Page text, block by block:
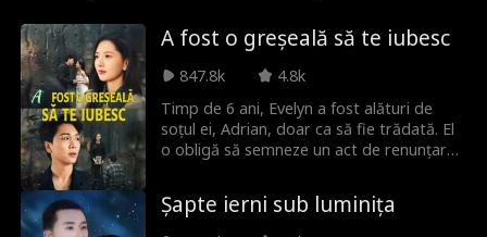
A fost o greșeală să te iubesc
847.8k
4.8k
Timp de 6 ani, Evelyn a fost alături de
soțul ei, Adrian, doar ca să fie trădată. El
o obligă să semneze un act de renunțare
pentru a o proteja pe adevărata lui iubire,
Serena. Hotărâtă să facă dreptate, Evelyn
se aliază cu Nathan, o altă victimă a lui
Șapte ierni sub luminița